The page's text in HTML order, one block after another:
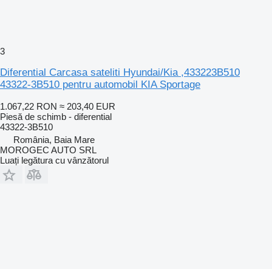
3
Diferential Carcasa sateliti Hyundai/Kia ,433223B510
43322-3B510 pentru automobil KIA Sportage
1.067,22 RON ≈ 203,40 EUR
Piesă de schimb - diferential
43322-3B510
România, Baia Mare
MOROGEC AUTO SRL
Luați legătura cu vânzătorul